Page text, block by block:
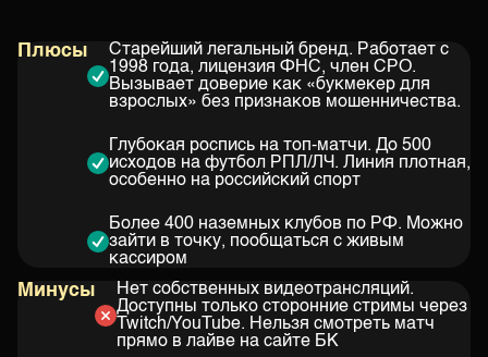
Плюсы
Старейший легальный бренд. Работает с
1998 года, лицензия ФНС, член СРО.
Вызывает доверие как «букмекер для
взрослых» без признаков мошенничества.
Глубокая роспись на топ-матчи. До 500
исходов на футбол РПЛ/ЛЧ. Линия плотная,
особенно на российский спорт
Более 400 наземных клубов по РФ. Можно
зайти в точку, пообщаться с живым
кассиром
Минусы
Нет собственных видеотрансляций.
Доступны только сторонние стримы через
Twitch/YouTube. Нельзя смотреть матч
прямо в лайве на сайте БК